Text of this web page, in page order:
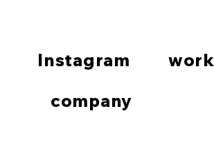
Instagram work
company